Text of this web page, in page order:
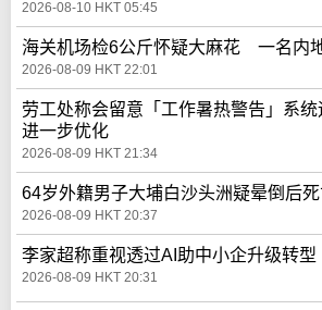
2026-08-10 HKT 05:45
海关机场检6公斤怀疑大麻花 一名内
2026-08-09 HKT 22:01
劳工处称会留意「工作暑热警告」系
进一步优化
2026-08-09 HKT 21:34
64岁外籍男子大埔白沙头洲疑晕倒后
2026-08-09 HKT 20:37
李家超称重视透过AI助中小企升级转型
2026-08-09 HKT 20:31